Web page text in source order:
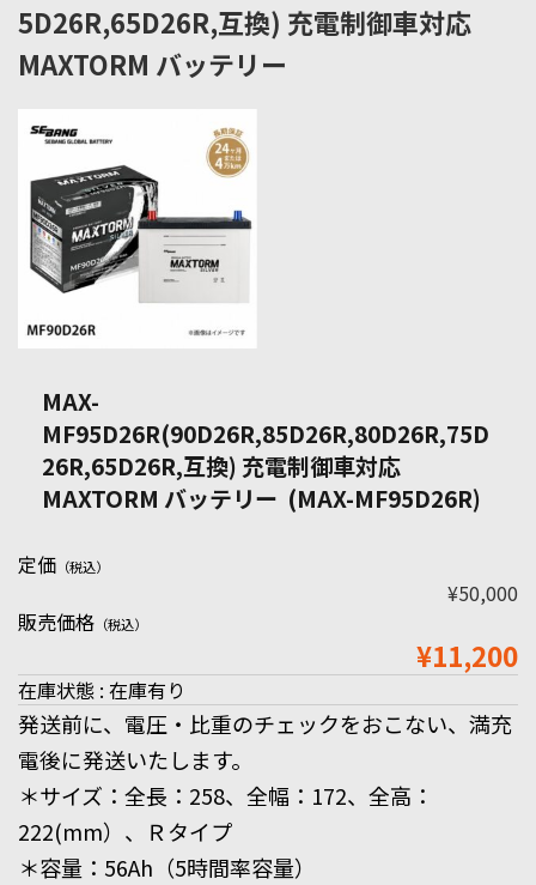
5D26R,65D26R,互換) 充電制御車対応
MAXTORM バッテリー
MAX-
MF95D26R(90D26R,85D26R,80D26R,75D
26R,65D26R,互換) 充電制御車対応
MAXTORM バッテリー (MAX-MF95D26R)
定価 （税込）
¥50,000
販売価格 （税込）
¥11,200
在庫状態 : 在庫有り
発送前に、電圧・比重のチェックをおこない、満充
電後に発送いたします。
＊サイズ：全長：258、全幅：172、全高：
222(mm）、Ｒタイプ
＊容量：56Ah（5時間率容量）